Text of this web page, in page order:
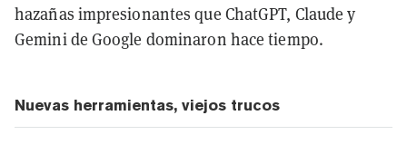
hazañas impresionantes que ChatGPT, Claude y
Gemini de Google dominaron hace tiempo.
Nuevas herramientas, viejos trucos